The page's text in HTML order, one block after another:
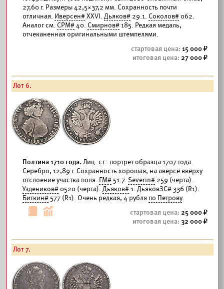
27,60 г. Размеры 42,5×37,2 мм. Сохранность почти
отличная. Иверсен#XXVI. Дьяков# 29.1. Соколов# 062.
Аналог см. СРМ#40. Смирнов# 185. Редкая медаль,
отчеканенная оригинальными штемпелями.
15 000
27 000
Лот 6.
Полтина 1710 года. Лиц. ст.: портрет образца 1707 года.
Серебро, 12,89 г. Сохранность хорошая, на аверсе вверху
отслоение участка поля. ГМ# 51.7. Severin# 259 (черта).
Уздеников# 0520 (черта). Дьяков# 1. ДьяковЗС# 336 (R1).
Биткин# 577 (R1). Очень редкая, 4 рубля по Петрову.
25 000
32 000
Лот 7.